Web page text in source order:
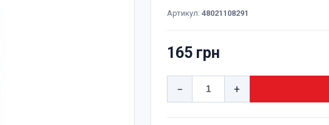
Артикул:48021108291
165 грн
− +